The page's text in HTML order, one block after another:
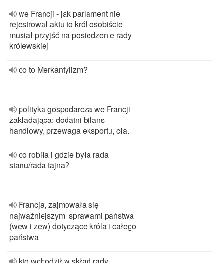
we Francji - jak parlament nie
rejestrował aktu to król osobiście
musiał przyjść na posiedzenie rady
królewskiej
co to Merkantylizm?
polityka gospodarcza we Francji
zakładająca: dodatni bilans
handlowy, przewaga eksportu, cła.
co robiła i gdzie była rada
stanu/rada tajna?
Francja, zajmowała się
najważniejszymi sprawami państwa
(wew i zew) dotyczące króla i całego
państwa